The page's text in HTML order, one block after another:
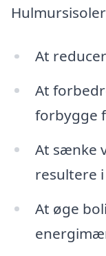
At
At
forbygge
At sænke
resultere
At øge